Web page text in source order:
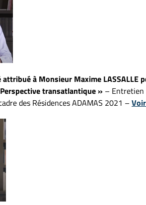
à Monsieur Maxime LASSALLE
transatlantique » – Entretien
des Résidences ADAMAS 2021 –